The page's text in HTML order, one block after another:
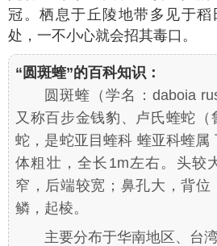
冠。栖息于丘陵地带多见于
处，一不小心就会招其毒口。
“圆斑蝰”的百科知识：
圆斑蝰（学名： daboia
又称百步金钱豹、卢氏蝰蛇（
蛇，是蛇亚目蝰科 蝰亚科蝰属
体粗壮，全长1m左右。头较
窄，后端较宽；鼻孔大，背位
鳞，起棱。
主要分布于华南地区、台